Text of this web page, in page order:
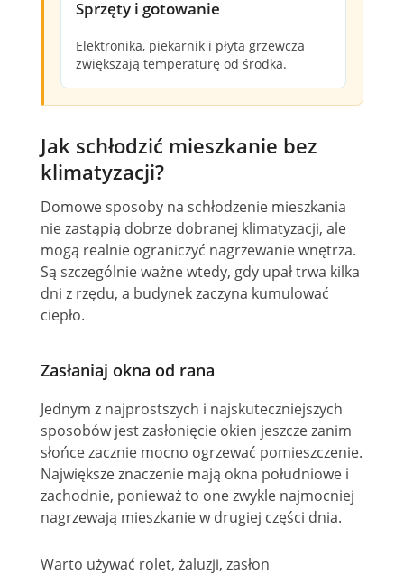
Sprzęty i gotowanie
Elektronika, piekarnik i płyta grzewcza
zwiększają temperaturę od środka.
Jak schłodzić mieszkanie bez
klimatyzacji?
Domowe sposoby na schłodzenie mieszkania
nie zastąpią dobrze dobranej klimatyzacji, ale
mogą realnie ograniczyć nagrzewanie wnętrza.
Są szczególnie ważne wtedy, gdy upał trwa kilka
dni z rzędu, a budynek zaczyna kumulować
ciepło.
Zasłaniaj okna od rana
Jednym z najprostszych i najskuteczniejszych
sposobów jest zasłonięcie okien jeszcze zanim
słońce zacznie mocno ogrzewać pomieszczenie.
Największe znaczenie mają okna południowe i
zachodnie, ponieważ to one zwykle najmocniej
nagrzewają mieszkanie w drugiej części dnia.
Warto używać rolet, żaluzji, zasłon